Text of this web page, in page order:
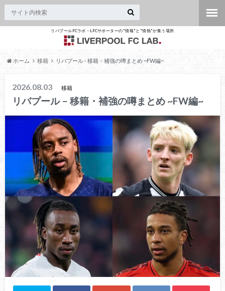
リバプールFCラボ – LFCサポーターの"情報"と"情熱"が集う場所
ホーム 移籍 リバプール - 移籍・補強の噂まとめ ~FW編~
2026.08.03 移籍
リバプール – 移籍・補強の噂まとめ ~FW編~